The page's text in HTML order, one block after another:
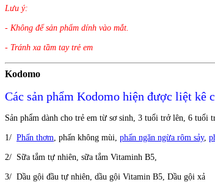
Lưu ý:
- Không để sản phẩm dính vào mắt.
- Tránh xa tầm tay trẻ em
Kodomo
Các sản phẩm Kodomo hiện được liệt kê
Sản phẩm dành cho trẻ em từ sơ sinh, 3 tuổi trở lên, 6 tuổi
1/ Phấn thơm , phấn không mùi, phấn ngăn ngừa rôm sảy,
2/ Sữa tắm tự nhiên, sữa tắm Vitaminh B5,
3/ Dầu gội đầu tự nhiên, dầu gội Vitamin B5, Dầu gội xả